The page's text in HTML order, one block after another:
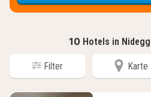
10 Hotels in
Filter Karte